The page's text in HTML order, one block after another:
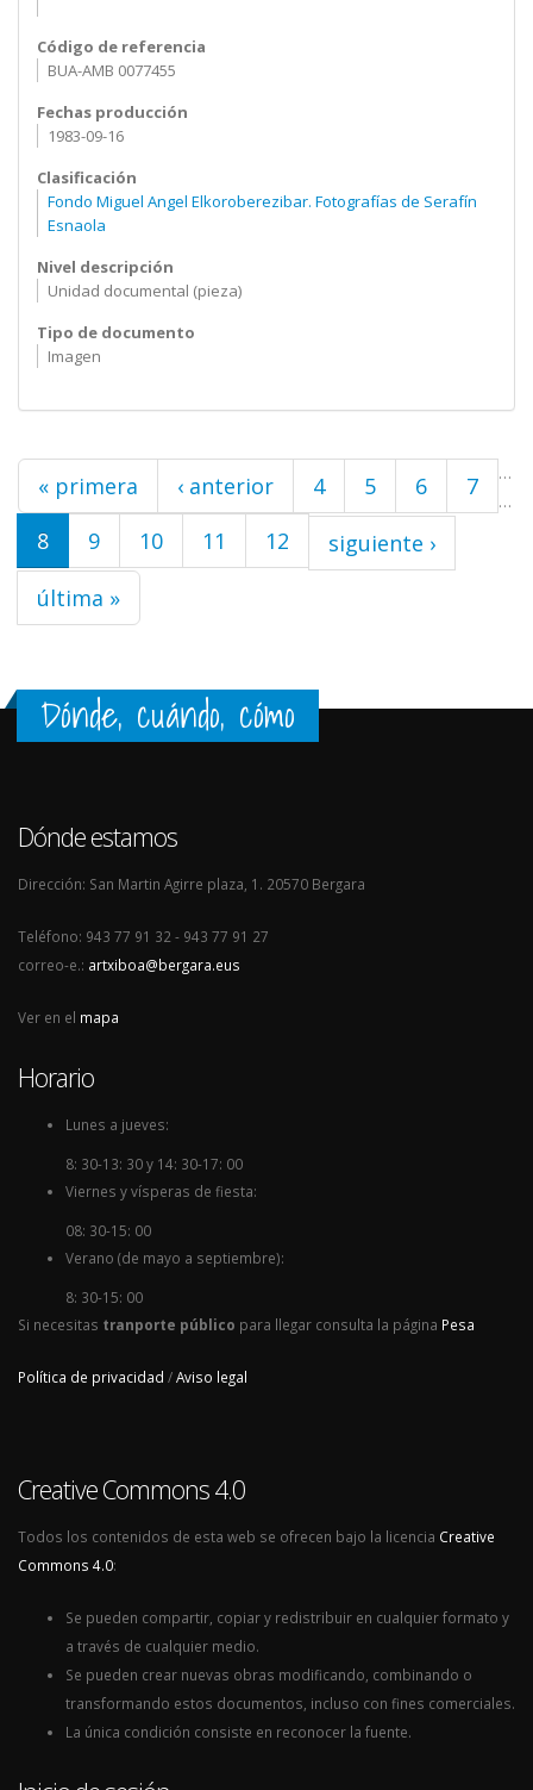
Código de referencia
BUA-AMB 0077455
Fechas producción
1983-09-16
Clasificación
Fondo Miguel Angel Elkoroberezibar. Fotografías de Serafín
Esnaola
Nivel descripción
Unidad documental (pieza)
Tipo de documento
Imagen
Páginas
« primera ‹ anterior …
4 5 6
7
8
9 10 11 12
…
siguiente ›
última »
Dónde, cuándo, cómo
Dónde estamos
Dirección: San Martin Agirre plaza, 1. 20570 Bergara
Teléfono: 943 77 91 32 - 943 77 91 27
correo-e.: artxiboa@bergara.eus
Ver en el mapa
Horario
Lunes a jueves:
8: 30-13: 30 y 14: 30-17: 00
Viernes y vísperas de fiesta:
08: 30-15: 00
Verano (de mayo a septiembre):
8: 30-15: 00
Si necesitas tranporte público para llegar consulta la página Pesa
Política de privacidad /Aviso legal
Creative Commons 4.0
Todos los contenidos de esta web se ofrecen bajo la licencia Creative
Commons 4.0:
Se pueden compartir, copiar y redistribuir en cualquier formato y
a través de cualquier medio.
Se pueden crear nuevas obras modificando, combinando o
transformando estos documentos, incluso con fines comerciales.
La única condición consiste en reconocer la fuente.